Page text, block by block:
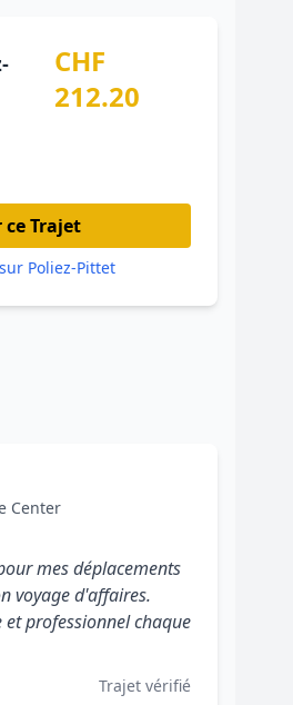
CHF
212.20
ce Trajet
Poliez-Pittet
Center
mes déplacements
voyage d'affaires.
professionnel chaque
Trajet vérifié